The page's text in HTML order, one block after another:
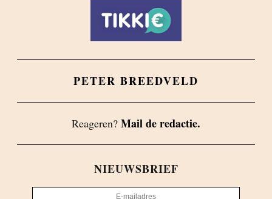
PETER BREEDVELD
Reageren? Mail de redactie.
NIEUWSBRIEF